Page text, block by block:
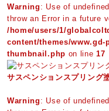
Warning : Use of
throw an Error in a future
/home/users/1/
content/themes/
thumbnail.php on line17
サスペンションスプリング
Warning : Use of